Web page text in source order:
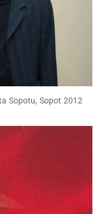
Sopotu, Sopot 2012